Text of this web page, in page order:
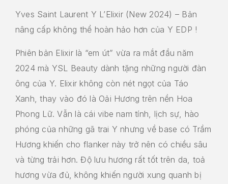
Yves Saint Laurent Y L’Elixir (New 2024) – Bản
nâng cấp không thể hoàn hảo hơn của Y EDP !
Phiên bản Elixir là “em út” vừa ra mắt đầu năm
2024 mà YSL Beauty dành tặng những người đàn
ông của Y. Elixir không còn nét ngọt của Táo
Xanh, thay vào đó là Oải Hương trên nền Hoa
Phong Lữ. Vẫn là cái vibe nam tính, lịch sự, hào
phóng của những gã trai Y nhưng về base có Trầm
Hương khiến cho flanker này trở nên có chiều sâu
và từng trải hơn. Độ lưu hương rất tốt trên da, toả
hương vừa đủ, không khiến người xung quanh bị